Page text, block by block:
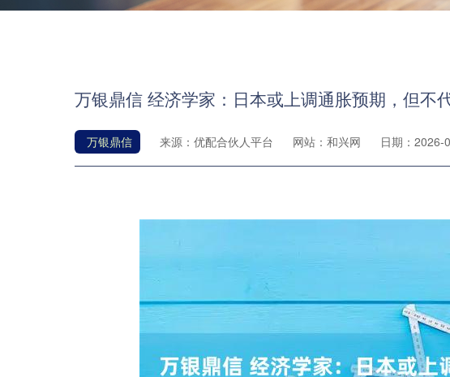
万银鼎信 经济学家：日本或上调通胀预期，但不
万银鼎信 来源：优配合伙人平台 网站：和兴网 日期：2026-